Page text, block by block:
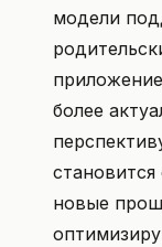
модели
более
новые